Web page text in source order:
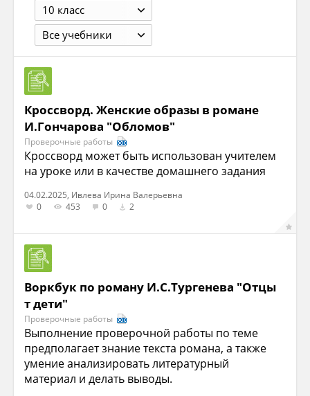
10 класс
Все учебники
Кроссворд. Женские образы в романе
И.Гончарова "Обломов"
Проверочные работы
Кроссворд может быть использован учителем
на уроке или в качестве домашнего задания
04.02.2025, Ивлева Ирина Валерьевна
0
453 0 2
Воркбук по роману И.С.Тургенева "Отцы
т дети"
Проверочные работы
Выполнение проверочной работы по теме
предполагает знание текста романа, а также
умение анализировать литературный
материал и делать выводы.